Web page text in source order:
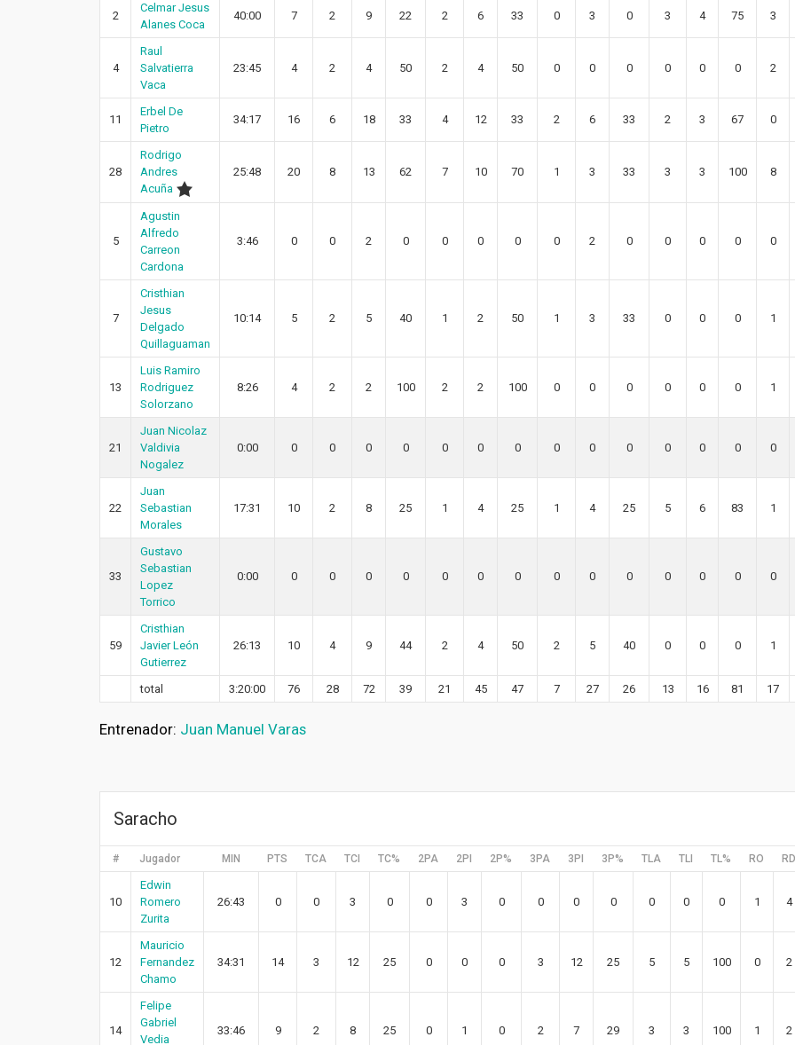
2
Celmar Jesus
Alanes Coca
40:00 7 2 9 22 2 6 33 0 3 0 3 4 75 3
4
Raul
Salvatierra
Vaca
23:45 4 2 4 50 2 4 50 0 0 0 0 0 0 2
11
Erbel De
Pietro
34:17 16 6 18 33 4 12 33 2 6 33 2 3 67 0
28
Rodrigo
Andres
Acuña
25:48 20 8 13 62 7 10 70 1 3 33 3 3 100 8
5
Agustin
Alfredo
Carreon
Cardona
3:46 0 0 2 0 0 0 0 0 2 0 0 0 0 0
7
Cristhian
Jesus
Delgado
Quillaguaman
10:14 5 2 5 40 1 2 50 1 3 33 0 0 0 1
13
Luis Ramiro
Rodriguez
Solorzano
8:26 4 2 2 100 2 2 100 0 0 0 0 0 0 1
21
Juan Nicolaz
Valdivia
Nogalez
0:00 0 0 0 0 0 0 0 0 0 0 0 0 0 0
22
Juan
Sebastian
Morales
17:31 10 2 8 25 1 4 25 1 4 25 5 6 83 1
33
Gustavo
Sebastian
Lopez
Torrico
0:00 0 0 0 0 0 0 0 0 0 0 0 0 0 0
59
Cristhian
Javier León
Gutierrez
26:13 10 4 9 44 2 4 50 2 5 40 0 0 0 1
total 3:20:00 76 28 72 39 21 45 47 7 27 26 13 16 81 17
Entrenador: Juan Manuel Varas
Saracho
# Jugador MIN PTS TCA TCI TC% 2PA 2PI 2P% 3PA 3PI 3P% TLA TLI TL% RO RD
10
Edwin
Romero
Zurita
26:43 0 0 3 0 0 3 0 0 0 0 0 0 0 1 4
12
Mauricio
Fernandez
Chamo
34:31 14 3 12 25 0 0 0 3 12 25 5 5 100 0 2
14
Felipe
Gabriel
Vedia
33:46 9 2 8 25 0 1 0 2 7 29 3 3 100 1 2